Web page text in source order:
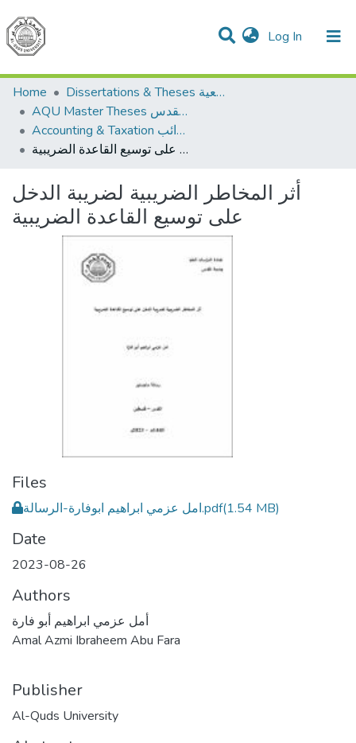
Log In (current)
Communities & Collections
All of DSpace
Home
Dissertations & Theses الرسائل الجامعية
AQU Master Theses الرسائل الجامعية الخاصة بجامعة القدس
Accounting & Taxation المحاسبة والضرائب
أثر المخاطر الضريبية لضريبة الدخل على توسيع القاعدة الضريبية
أثر المخاطر الضريبية لضريبة الدخل
على توسيع القاعدة الضريبية
Files
امل عزمي ابراهيم ابوفارة-الرسالة.pdf(1.54 MB)
Date
2023-08-26
Authors
أمل عزمي ابراهيم أبو فارة
Amal Azmi Ibraheem Abu Fara
Publisher
Al-Quds University